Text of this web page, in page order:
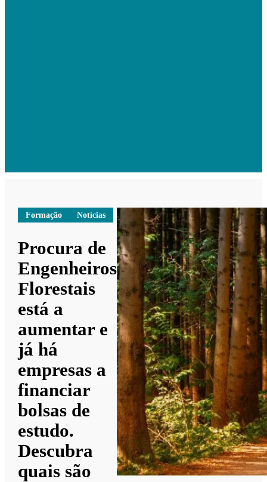
Formação Notícias
Procura de
Engenheiros
Florestais
está a
aumentar e
já há
empresas a
financiar
bolsas de
estudo.
Descubra
quais são